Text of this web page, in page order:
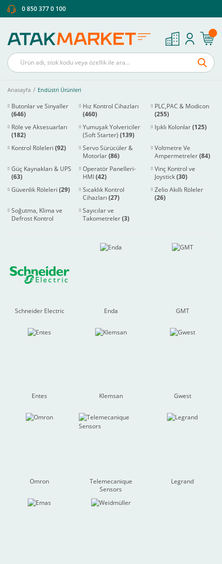
0 850 377 0 100
Anasayfa Endüstri Ürünleri
Butonlar ve Sinyaller
(646)
Hız Kontrol Cihazları
(460)
PLC,PAC & Modicon
(255)
Röle ve Aksesuarları
(182)
Yumuşak Yolvericiler
(Soft Starter)(139)
Işıklı Kolonlar(125)
Kontrol Röleleri (92)
Servo Sürücüler &
Motorlar(86)
Voltmetre Ve
Ampermetreler(84)
Güç Kaynakları & UPS
(63)
Operatör Panelleri-
HMI(42)
Vinç Kontrol ve
Joystick(30)
Güvenlik Röleleri (29)
Sıcaklık Kontrol
Cihazları(27)
Zelio Akıllı Röleler
(26)
Soğutma, Klima ve
Defrost Kontrol
Sayıcılar ve
Takometreler(3)
Schneider Electric Enda GMT
Entes Klemsan Gwest
Omron
Telemecanique
Sensors
Legrand